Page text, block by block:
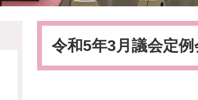
本
令和5年3月議会定